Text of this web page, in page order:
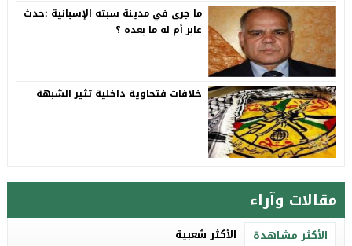
ما جرى في مدينة سبته الإسبانية :حدث
عابر أم له ما بعده ؟
خلافات فتحاوية داخلية تثير الشبهة
مقالات وآراء
الأكثر مشاهدة الأكثر شعبية